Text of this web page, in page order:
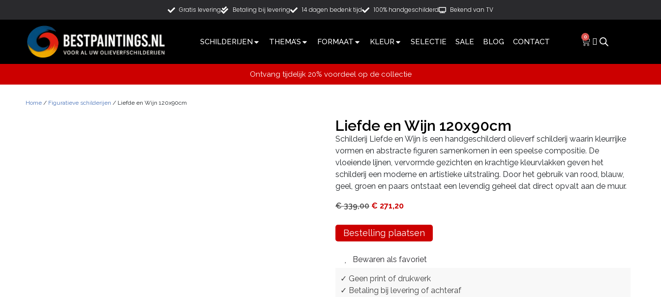
Gratis levering Betaling bij levering 14 dagen bedenk tijd 100% handgeschilderd Bekend van TV
SCHILDERIJEN THEMA’S FORMAAT KLEUR SELECTIE SALE BLOG CONTACT
0
Ontvang tijdelijk 20% voordeel op de collectie
Home / Figuratieve schilderijen / Liefde en Wijn 120x90cm
Liefde en Wijn 120x90cm
Schilderij Liefde en Wijn is een handgeschilderd olieverf schilderij waarin kleurrijke
vormen en abstracte figuren samenkomen in een speelse compositie. De
vloeiende lijnen, vervormde gezichten en krachtige kleurvlakken geven het
schilderij een moderne en artistieke uitstraling. Door het gebruik van rood, blauw,
geel, groen en paars ontstaat een levendig geheel dat direct opvalt aan de muur.
€339,00 € 271,20
Bestelling plaatsen
Bewaren als favoriet
✓ Geen print of drukwerk
✓ Betaling bij levering of achteraf